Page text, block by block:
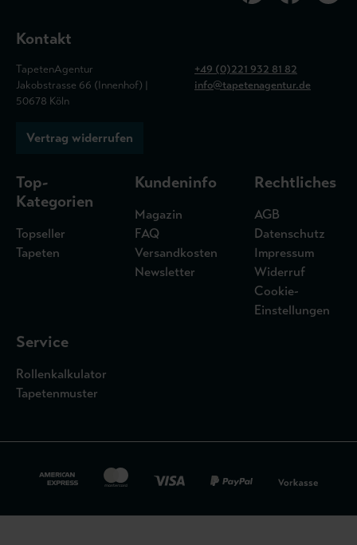
Kontakt
TapetenAgentur
Jakobstrasse 66 (Innenhof) |
50678 Köln
+49 (0)221 932 81 82
info@tapetenagentur.de
Vertrag widerrufen
Top-
Kategorien
Topseller
Tapeten
Kundeninfo
Magazin
FAQ
Versandkosten
Newsletter
Rechtliches
AGB
Datenschutz
Impressum
Widerruf
Cookie-
Einstellungen
Service
Rollenkalkulator
Tapetenmuster